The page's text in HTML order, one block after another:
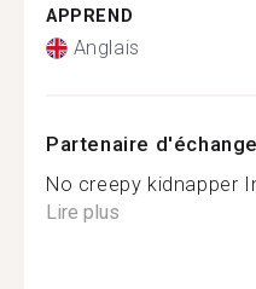
APPREND
Anglais
Partenaire
No creepy kidnapper
Lire plus